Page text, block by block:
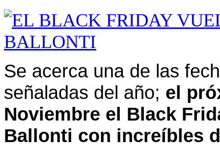
Se acerca una de las
señaladas del año; el
Noviembre el Black
Ballonti con increíbles